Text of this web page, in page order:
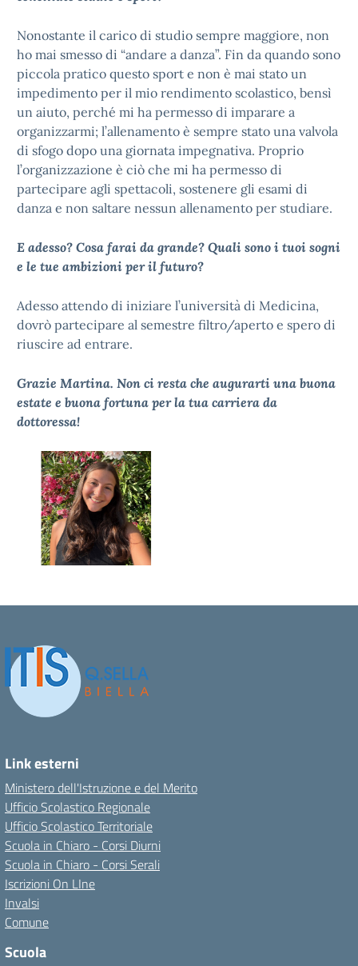
Nonostante il carico di studio sempre maggiore, non
ho mai smesso di “andare a danza”. Fin da quando sono
piccola pratico questo sport e non è mai stato un
impedimento per il mio rendimento scolastico, bensì
un aiuto, perché mi ha permesso di imparare a
organizzarmi; l’allenamento è sempre stato una valvola
di sfogo dopo una giornata impegnativa. Proprio
l’organizzazione è ciò che mi ha permesso di
partecipare agli spettacoli, sostenere gli esami di
danza e non saltare nessun allenamento per studiare.
E adesso? Cosa farai da grande? Quali sono i tuoi sogni
e le tue ambizioni per il futuro?
Adesso attendo di iniziare l’università di Medicina,
dovrò partecipare al semestre filtro/aperto e spero di
riuscire ad entrare.
Grazie Martina. Non ci resta che augurarti una buona
estate e buona fortuna per la tua carriera da
dottoressa!
Link esterni
Ministero dell'Istruzione e del Merito
Ufficio Scolastico Regionale
Ufficio Scolastico Territoriale
Scuola in Chiaro - Corsi Diurni
Scuola in Chiaro - Corsi Serali
Iscrizioni On LIne
Invalsi
Comune
Scuola